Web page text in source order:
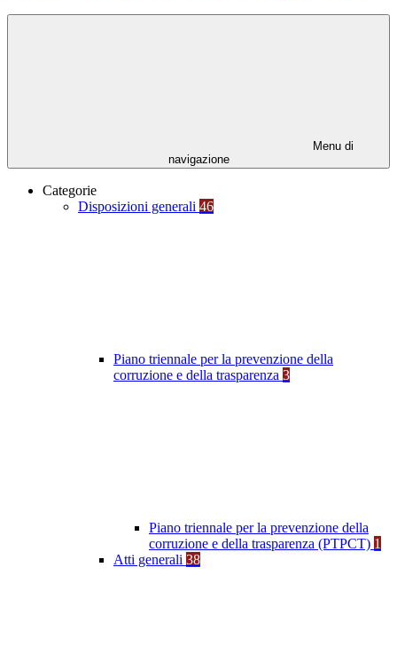
Menu di
navigazione
Categorie
Disposizioni generali 46
Piano triennale per la prevenzione della
corruzione e della trasparenza 3
Piano triennale per la prevenzione della
corruzione e della trasparenza (PTPCT) 1
Atti generali 38